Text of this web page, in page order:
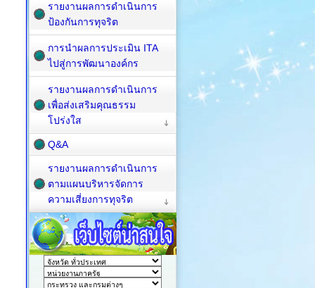
รายงานผลการดำเนินการ
ป้องกันการทุจริต
การนำผลการประเมิน ITA
ไปสู่การพัฒนาองค์กร
รายงานผลการดำเนินการ
เพื่อส่งเสริมคุณธรรม
โปร่งใส
Q&A
รายงานผลการดำเนินการ
ตามแผนบริหารจัดการ
ความเสี่ยงการทุจริต